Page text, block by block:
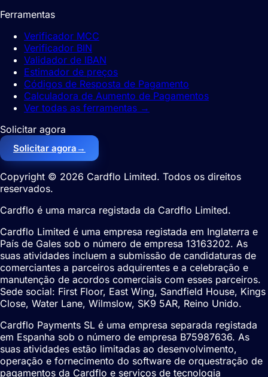
Ferramentas
Verificador MCC
Verificador BIN
Validador de IBAN
Estimador de preços
Códigos de Resposta de Pagamento
Calculadora de Aumento de Pagamentos
Ver todas as ferramentas →
Solicitar agora
Solicitar agora →
Copyright © 2026 Cardflo Limited. Todos os direitos
reservados.
Cardflo é uma marca registada da Cardflo Limited.
Cardflo Limited é uma empresa registada em Inglaterra e
País de Gales sob o número de empresa 13163202. As
suas atividades incluem a submissão de candidaturas de
comerciantes a parceiros adquirentes e a celebração e
manutenção de acordos comerciais com esses parceiros.
Sede social: First Floor, East Wing, Sandfield House, Kings
Close, Water Lane, Wilmslow, SK9 5AR, Reino Unido.
Cardflo Payments SL é uma empresa separada registada
em Espanha sob o número de empresa B75987636. As
suas atividades estão limitadas ao desenvolvimento,
operação e fornecimento do software de orquestração de
pagamentos da Cardflo e serviços de tecnologia